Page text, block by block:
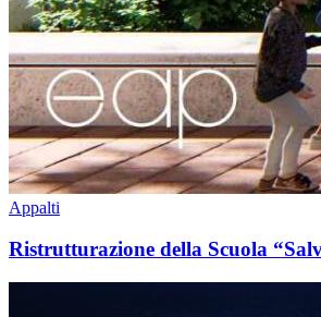
Appalti
Ristrutturazione della Scuola